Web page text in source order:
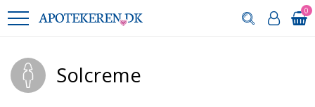
0
Solcreme